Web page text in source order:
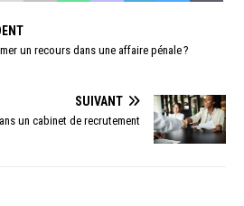
un recours dans une affaire pénale ?
SUIVANT
un cabinet de recrutement